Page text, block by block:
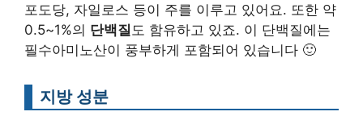
포도당, 자일로스 등이 주를 이루고 있어요. 또한 약
0.5~1%의 단백질 도 함유하고 있죠. 이 단백질에는
필수아미노산이 풍부하게 포함되어 있습니다 🙂
지방 성분